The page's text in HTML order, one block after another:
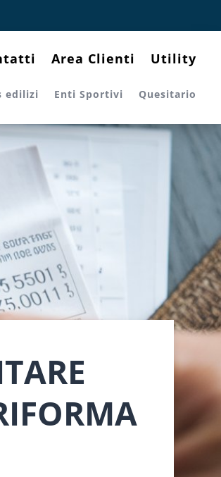
Area Clienti Utility
edilizi Enti Sportivi Quesitario